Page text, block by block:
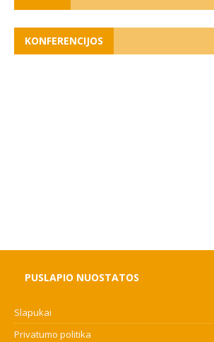
KONFERENCIJOS
PUSLAPIO NUOSTATOS
Slapukai
Privatumo politika